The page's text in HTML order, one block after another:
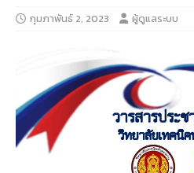
กุมภาพันธ์ 2, 2023 ผู้ดูแลระบบ